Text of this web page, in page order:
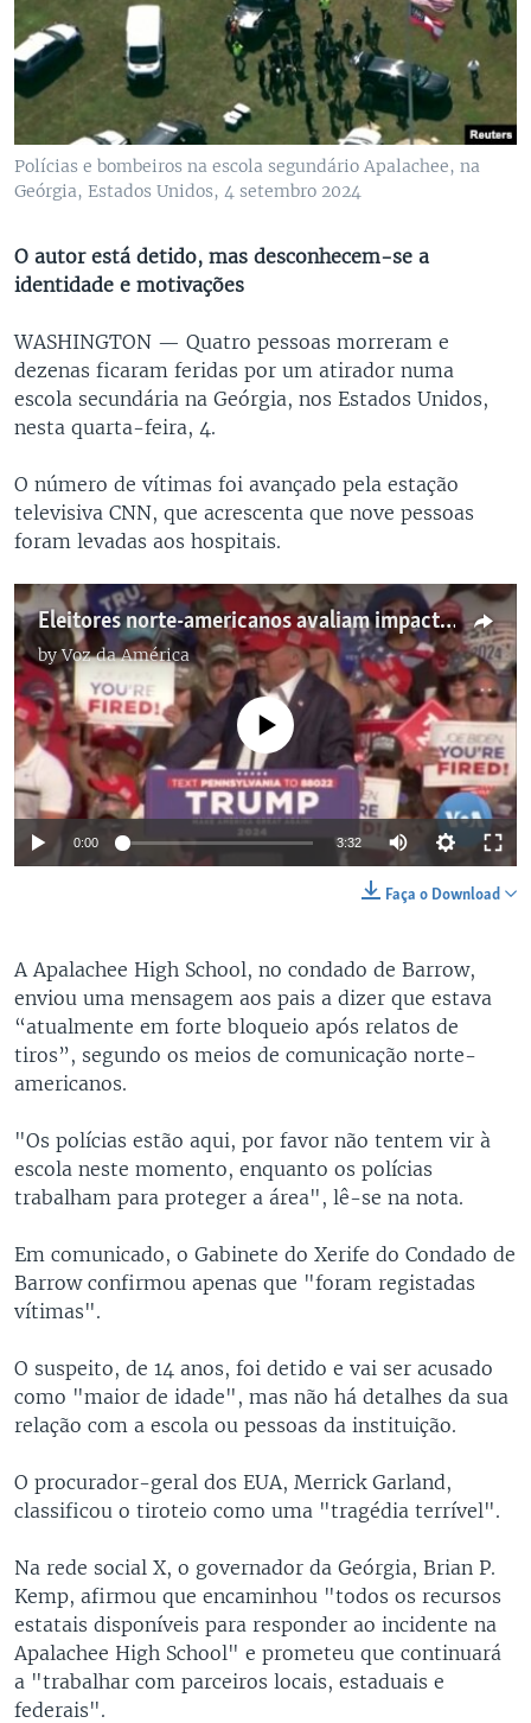
Polícias e bombeiros na escola segundário Apalachee, na
Geórgia, Estados Unidos, 4 setembro 2024
O autor está detido, mas desconhecem-se a
identidade e motivações
WASHINGTON — Quatro pessoas morreram e
dezenas ficaram feridas por um atirador numa
escola secundária na Geórgia, nos Estados Unidos,
nesta quarta-feira, 4.
O número de vítimas foi avançado pela estação
televisiva CNN, que acrescenta que nove pessoas
foram levadas aos hospitais.
Eleitores norte-americanos avaliam impacto de tentativa de assassinato de Trump
byVoz da América
No media source currently available
0:00 3:32
Faça o Download
A Apalachee High School, no condado de Barrow,
enviou uma mensagem aos pais a dizer que estava
“atualmente em forte bloqueio após relatos de
tiros”, segundo os meios de comunicação norte-
americanos.
"Os polícias estão aqui, por favor não tentem vir à
escola neste momento, enquanto os polícias
trabalham para proteger a área", lê-se na nota.
Em comunicado, o Gabinete do Xerife do Condado de
Barrow confirmou apenas que "foram registadas
vítimas".
O suspeito, de 14 anos, foi detido e vai ser acusado
como "maior de idade", mas não há detalhes da sua
relação com a escola ou pessoas da instituição.
O procurador-geral dos EUA, Merrick Garland,
classificou o tiroteio como uma "tragédia terrível".
Na rede social X, o governador da Geórgia, Brian P.
Kemp, afirmou que encaminhou "todos os recursos
estatais disponíveis para responder ao incidente na
Apalachee High School" e prometeu que continuará
a "trabalhar com parceiros locais, estaduais e
federais".